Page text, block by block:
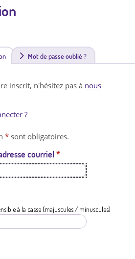
(
n
t
a
t
i
Mot de passe oublié ?
inscrit, n'hésitez pas à nous
?
* sont obligatoires.
courriel *
à la casse (majuscules / minuscules)